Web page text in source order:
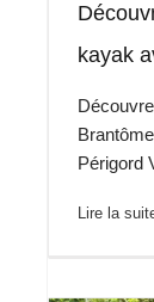
kayak
Périgord
Lire la